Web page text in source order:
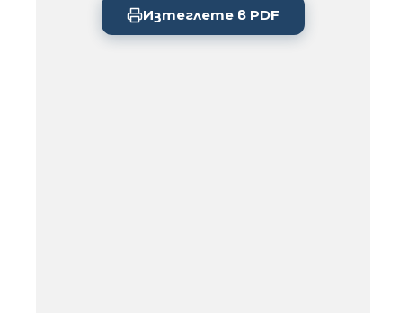
Изтеглете в PDF